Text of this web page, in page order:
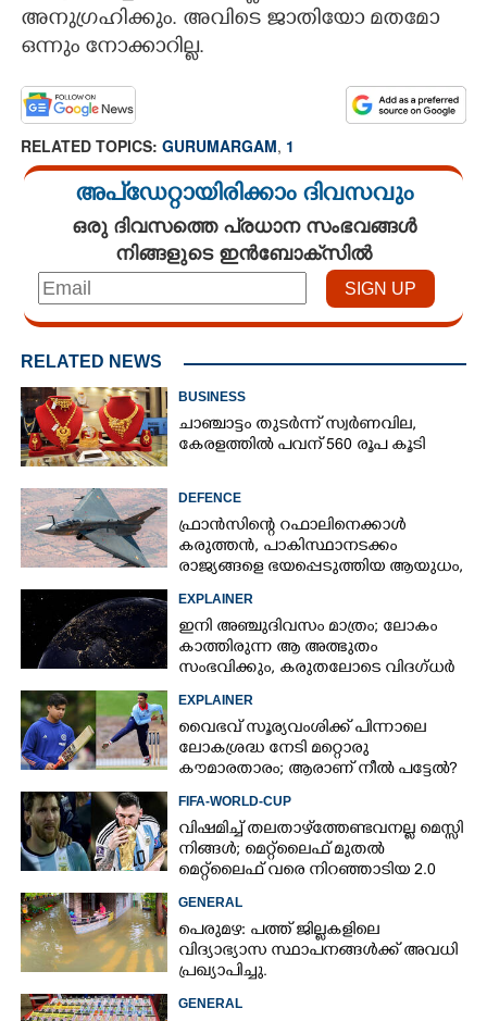
LITERATURE
ZOOM
CONTACT US
അനുഗ്രഹിക്കും. അവിടെ ജാതിയോ മതമോ
ഒന്നും നോക്കാറില്ല.
RELATED TOPICS: GURUMARGAM, 1
അപ്ഡേറ്റായിരിക്കാം ദിവസവും
ഒരു ദിവസത്തെ പ്രധാന സംഭവങ്ങൾ
നിങ്ങളുടെ ഇൻബോക്സിൽ
RELATED NEWS
BUSINESS
ചാഞ്ചാട്ടം തുടർന്ന് സ്വർണവില,
കേരളത്തിൽ പവന് 560 രൂപ കൂടി
DEFENCE
ഫ്രാൻസിന്റെ റഫാലിനെക്കാൾ
കരുത്തൻ,​ പാകിസ്ഥാനടക്കം
രാജ്യങ്ങളെ ഭയപ്പെടുത്തിയ ആയുധം,​
ഇന്ത്യ നിർമ്മിച്ച എണ്ണം 100ലേക്ക്
EXPLAINER
ഇനി അഞ്ചുദിവസം മാത്രം; ലോകം
കാത്തിരുന്ന ആ അത്ഭുതം
സംഭവിക്കും, കരുതലോടെ വിദഗ്ധർ
EXPLAINER
വൈഭവ് സൂര്യവംശിക്ക് പിന്നാലെ
ലോകശ്രദ്ധ നേടി മറ്റൊരു
കൗമാരതാരം; ആരാണ് നീൽ പട്ടേൽ?
FIFA-WORLD-CUP
വിഷമിച്ച് തലതാഴ്‌ത്തേണ്ടവനല്ല മെസ്സി
നിങ്ങള്‍; മെറ്റ്‌ലൈഫ് മുതല്‍
മെറ്റ്‌ലൈഫ് വരെ നിറഞ്ഞാടിയ 2.0
GENERAL
പെരുമഴ: പത്ത് ജില്ലകളിലെ
വിദ്യാഭ്യാസ സ്ഥാപനങ്ങൾക്ക് അവധി
പ്രഖ്യാപിച്ചു.
GENERAL